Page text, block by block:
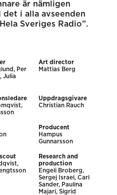
är nämligen
det i alla avseenden
Sveriges Radio”.
Per
Julia
Art director
Mattias Berg
Uppdragsgivare
Christian Rauch
Producent
Hampus
Gunnarsson
Research and
production
Engeli Broberg,
Sergej Israel, Carl
Sander, Paulina
Majari, Sigrid